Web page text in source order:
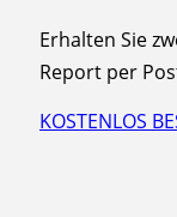
Erhalten Sie
Report per
KOSTENLOS